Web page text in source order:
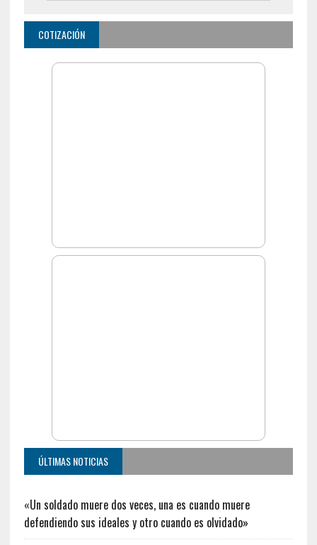
COTIZACIÓN
ÚLTIMAS NOTICIAS
«Un soldado muere dos veces, una es cuando muere
defendiendo sus ideales y otro cuando es olvidado»